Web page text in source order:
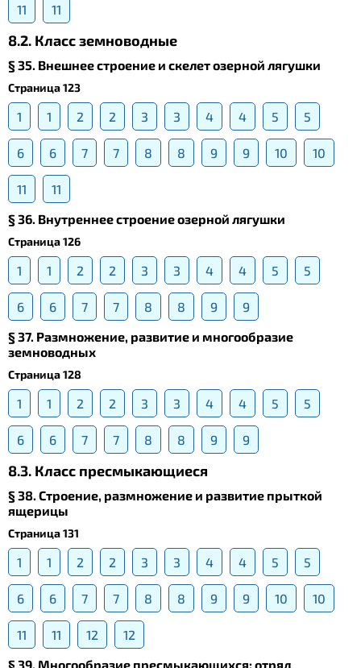
11 11
8.2. Класс земноводные
§ 35. Внешнее строение и скелет озерной лягушки
Страница 123
1 1 2 2 3 3 4 4 5 5
6 6 7 7 8 8 9 9 10 10
11
11
§ 36. Внутреннее строение озерной лягушки
Страница 126
1 1 2 2 3 3 4 4 5 5
6 6 7 7 8 8 9
9
§ 37. Размножение, развитие и многообразие
земноводных
Страница 128
1 1 2 2 3 3 4 4 5 5
6 6 7 7 8 8 9 9
8.3. Класс пресмыкающиеся
§ 38. Строение, размножение и развитие прыткой
ящерицы
Страница 131
1 1 2 2 3 3 4 4 5 5
6 6 7 7 8 8 9 9 10 10
11 11 12
12
§ 39. Многообразие пресмыкающихся: отряд